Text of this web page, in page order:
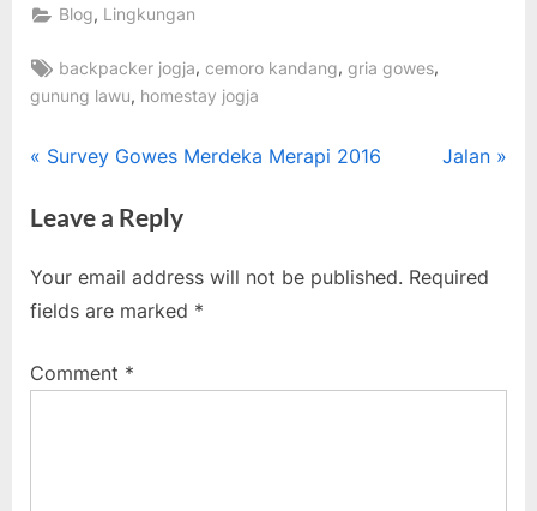
Blog, Lingkungan
Tags:
backpacker jogja,cemoro kandang,gria gowes,
gunung lawu, homestay jogja
Post
navigation
P
e
i
o
s
Survey Gowes Merdeka Merapi 2016
N
P
t
Jalan
Leave a Reply
Your email address will not be published. Required
fields are marked *
Comment *